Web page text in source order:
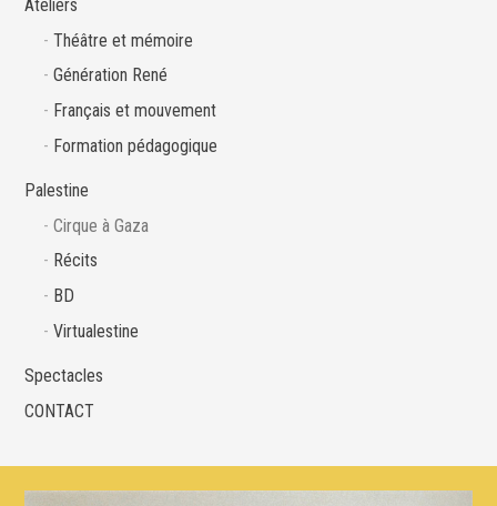
Ateliers
Théâtre et mémoire
Génération René
Français et mouvement
Formation pédagogique
Palestine
Cirque à Gaza
Récits
BD
Virtualestine
Spectacles
CONTACT